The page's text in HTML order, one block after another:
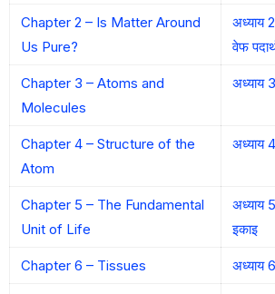
Chapter 2 – Is Matter Around
Us Pure?
अध्याय
वेफ
Chapter 3 – Atoms and
Molecules
अध्याय
Chapter 4 – Structure of the
Atom
अध्याय
Chapter 5 – The Fundamental
Unit of Life
अध्याय
इकाइ
Chapter 6 – Tissues अध्याय